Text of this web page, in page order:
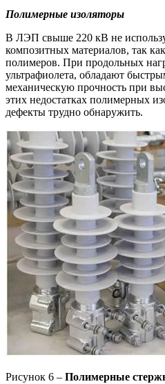
Полимерные изоляторы
В ЛЭП свыше 220 кВ не
композитных материалов, так
полимеров. При продольных
ультрафиолета, обладают
механическую прочность при
этих недостатках полимерных
дефекты трудно обнаружить.
Рисунок 6 – Полимерные